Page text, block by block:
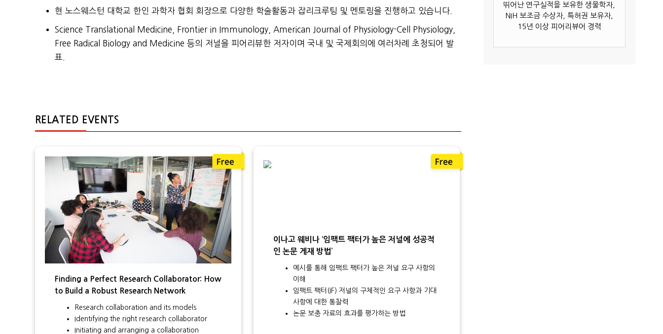
현 노스웨스턴 대학교 한인 과학자 협회 회장으로 다양한 학술활동과 잡리크루팅 및 멘토링을 진행하고 있습니다.
Science Translational Medicine, Frontier in Immunology, American Journal of Physiology-Cell Physiology,
Free Radical Biology and Medicine 등의 저널을 피어리뷰한 저자이며 국내 및 국제회의에 여러차례 초청되어 발
표.
RELATED EVENTS
Finding a Perfect Research Collaborator: How
to Build a Robust Research Network
Research collaboration and its models
Identifying the right research collaborator
Initiating and arranging a collaboration
이나고 웨비나 ‘임팩트 팩터가 높은 저널에 성공적
인 논문 게재 방법’
예시를 통해 임팩트 팩터가 높은 저널 요구 사항의
이해
임팩트 팩터(IF) 저널의 구체적인 요구 사항과 기대
사항에 대한 통찰력
논문 보충 자료의 효과를 평가하는 방법
뛰어난 연구실적을 보유한 생물학자,
NIH 보조금 수상자, 특허권 보유자,
15년 이상 피어리뷰어 경력